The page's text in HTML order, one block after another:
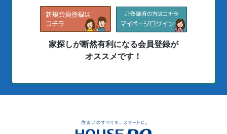
家探しが断然有利になる会員登録が
オススメです！